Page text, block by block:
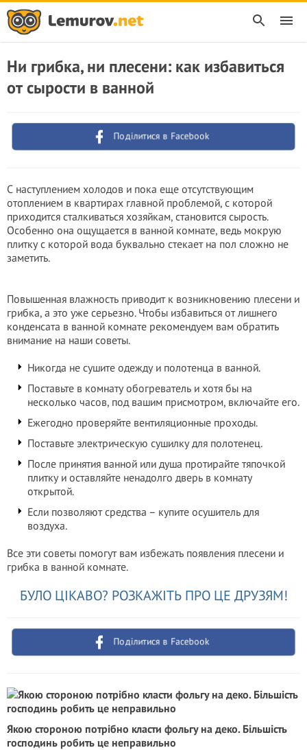
Ни грибка, ни плесени: как избавиться
от сырости в ванной
Поділитися в Facebook
С наступлением холодов и пока еще отсутствующим
отоплением в квартирах главной проблемой, с которой
приходится сталкиваться хозяйкам, становится сырость.
Особенно она ощущается в ванной комнате, ведь мокрую
плитку с которой вода буквально стекает на пол сложно не
заметить.
Повышенная влажность приводит к возникновению плесени и
грибка, а это уже серьезно. Чтобы избавиться от лишнего
конденсата в ванной комнате рекомендуем вам обратить
внимание на наши советы.
Никогда не сушите одежду и полотенца в ванной.
Поставьте в комнату обогреватель и хотя бы на
несколько часов, под вашим присмотром, включайте его.
Ежегодно проверяйте вентиляционные проходы.
Поставьте электрическую сушилку для полотенец.
После принятия ванной или душа протирайте тяпочкой
плитку и оставляйте ненадолго дверь в комнату
открытой.
Если позволяют средства – купите осушитель для
воздуха.
Все эти советы помогут вам избежать появления плесени и
грибка в ванной комнате.
БУЛО ЦІКАВО? РОЗКАЖІТЬ ПРО ЦЕ ДРУЗЯМ!
Поділитися в Facebook
Якою стороною потрібно класти фольгу на деко. Більшість
господинь робить це неправильно